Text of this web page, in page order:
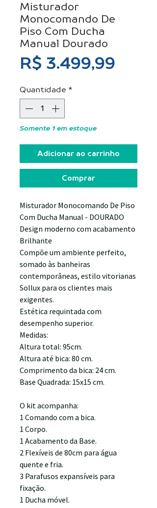
Misturador
Monocomando De
Piso Com Ducha
Manual Dourado
R$ 3.499,99
Quantidade *
Somente 1 em estoque
Adicionar ao carrinho
Comprar
Misturador Monocomando De Piso
Com Ducha Manual - DOURADO
Design moderno com acabamento
Brilhante
Compõe um ambiente perfeito,
somado às banheiras
contemporâneas, estilo vitorianas
Sollux para os clientes mais
exigentes.
Estética requintada com
desempenho superior.
Medidas:
Altura total: 95cm.
Altura até bica: 80 cm.
Comprimento da bica: 24 cm.
Base Quadrada: 15x15 cm.
O kit acompanha:
1 Comando com a bica.
1 Corpo.
1 Acabamento da Base.
2 Flexíveis de 80cm para água
quente e fria.
3 Parafusos expansíveis para
fixação.
1 Ducha móvel.